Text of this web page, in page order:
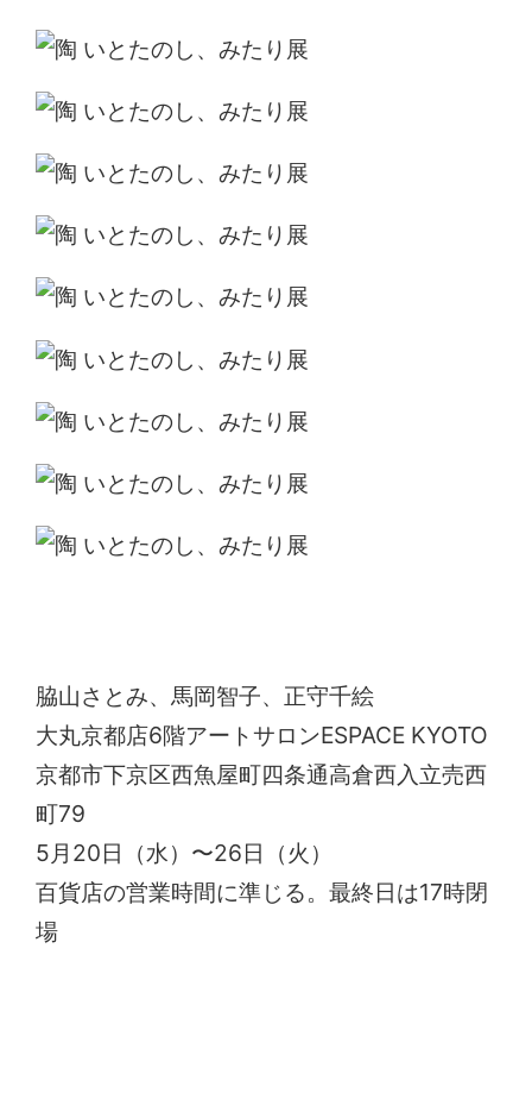
脇山さとみ、馬岡智子、正守千絵
大丸京都店6階アートサロンESPACE KYOTO
京都市下京区西魚屋町四条通高倉西入立売西
町79
5月20日（水）〜26日（火）
百貨店の営業時間に準じる。最終日は17時閉
場